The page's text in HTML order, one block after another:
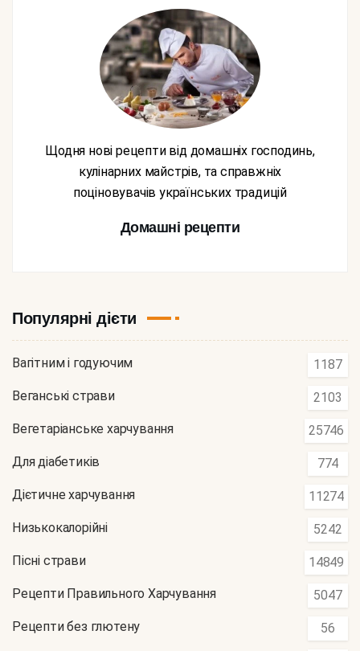
Щодня нові рецепти від домашніх господинь,
кулінарних майстрів, та справжніх
поціновувачів українських традицій
Домашні рецепти
Популярні дієти
Вагітним і годуючим 1187
Веганські страви 2103
Вегетаріанське харчування 25746
Для діабетиків 774
Дієтичне харчування 11274
Низькокалорійні 5242
Пісні страви 14849
Рецепти Правильного Харчування 5047
Рецепти без глютену 56